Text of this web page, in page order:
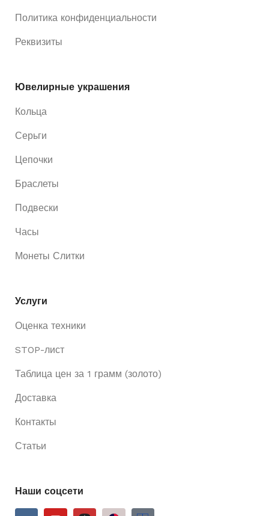
Политика конфиденциальности
Реквизиты
Ювелирные украшения
Кольца
Серьги
Цепочки
Браслеты
Подвески
Часы
Монеты Слитки
Услуги
Оценка техники
STOP-лист
Таблица цен за 1 грамм (золото)
Доставка
Контакты
Статьи
Наши соцсети